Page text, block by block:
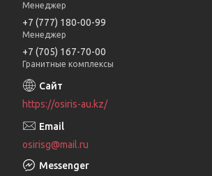
Менеджер
+7 (777) 180-00-99
Менеджер
+7 (705) 167-70-00
Гранитные комплексы
https://osiris-au.kz/
osirisg@mail.ru